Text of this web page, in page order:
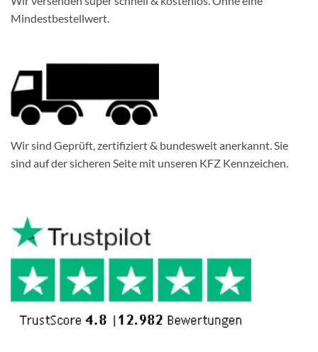
Mindestbestellwert.
Wir sind Geprüft, zertifiziert & bundesweit anerkannt. Sie
sind auf der sicheren Seite mit unseren KFZ Kennzeichen.